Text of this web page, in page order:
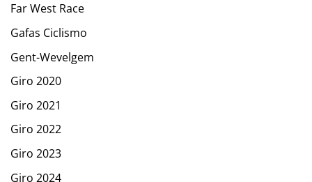
Far West Race
Gafas Ciclismo
Gent-Wevelgem
Giro 2020
Giro 2021
Giro 2022
Giro 2023
Giro 2024